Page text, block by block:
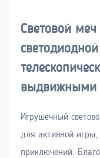
Световой
выдвижными
Игрушечный
для активной игры,
приключений.